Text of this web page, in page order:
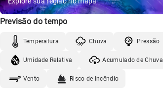
Previsão do tempo
Temperatura Chuva Pressão
Umidade Relativa Acumulado de Chuva
Vento Risco de Incêndio